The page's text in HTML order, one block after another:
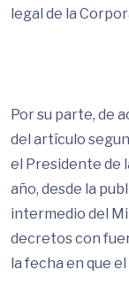
legal de la
Por su parte, de
del artículo
el Presidente de
año, desde la
intermedio del
decretos con
la fecha en que